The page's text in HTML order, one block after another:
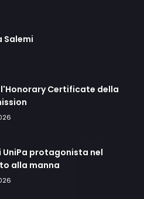
Salemi
Certificate della
UniPa protagonista nel
alla manna